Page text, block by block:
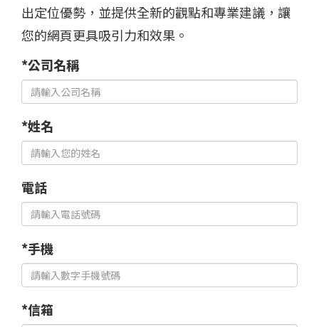
出定位優勢，並提供全新的觀點和專業建議，讓
您的網頁更具吸引力和效果。
*公司名稱
*姓名
電話
*手機
*信箱